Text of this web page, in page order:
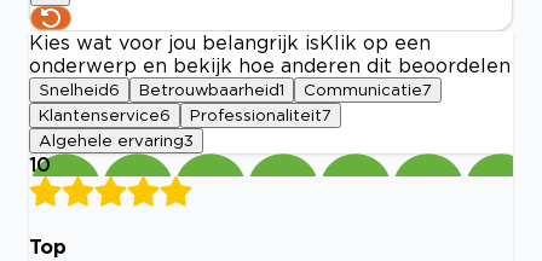
Kies wat voor jou belangrijk is Klik op een
onderwerp en bekijk hoe anderen dit beoordelen
Snelheid 6 Betrouwbaarheid1 Communicatie7
Klantenservice6 Professionaliteit7
Algehele ervaring3
10
Top